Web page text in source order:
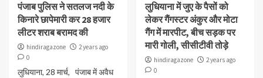
पंजाब पुलिस ने सतलज नदी के
किनारे छापेमारी कर 28 हजार
लीटर शराब बरामद की
hindiragazone
2 years ago
0
लुधियाना, 28 मार्च, पंजाब में अवैध
लुधियाना में जुए के पैसों को
लेकर गैंगस्टर अंकुर और मोटा
गैंग में मारपीट, बीच सड़क पर
मारी गोली, सीसीटीवी तोड़े
hindiragazone
2 years ago
0